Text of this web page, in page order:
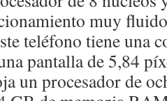
muy
teléfono tiene una
pantalla de 5,84
un procesador de